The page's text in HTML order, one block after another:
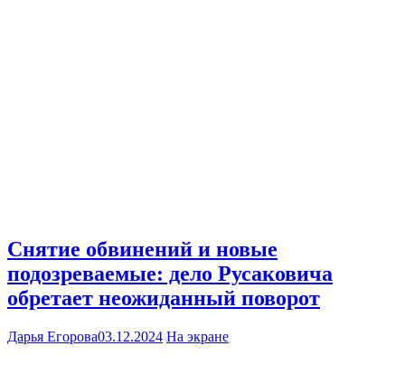
Снятие обвинений и новые
подозреваемые: дело Русаковича
обретает неожиданный поворот
Дарья Егорова03.12.2024 На экране